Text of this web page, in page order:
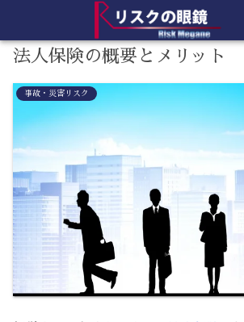
法人保険の概要とメリット
事故・災害リスク